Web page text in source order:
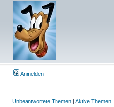
Anmelden
Unbeantwortete Themen | Aktive Themen